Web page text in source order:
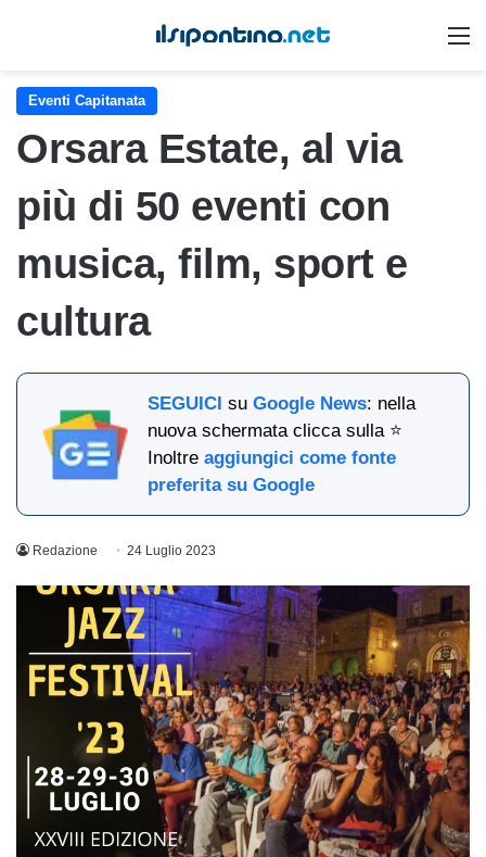
Eventi Capitanata
Orsara Estate, al via
più di 50 eventi con
musica, film, sport e
cultura
SEGUICI suGoogle News: nella
nuova schermata clicca sulla ⭐
Inoltreaggiungici come fonte
preferita su Google
Redazione 24 Luglio 2023